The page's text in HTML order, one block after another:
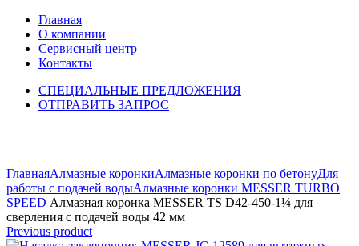
Главная
О компании
Сервисный центр
Контакты
СПЕЦИАЛЬНЫЕ ПРЕДЛОЖЕНИЯ
ОТПРАВИТЬ ЗАПРОС
ГлавнаяАлмазные коронкиАлмазные коронки по бетонуДля
работы с подачей водыАлмазные коронки MESSER TURBO
SPEED Алмазная коронка MESSER TS D42-450-1¼ для
сверления с подачей воды 42 мм
Previous product